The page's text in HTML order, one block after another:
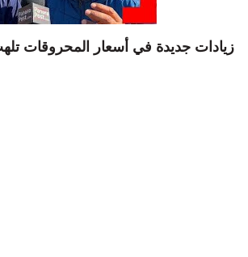
زيادات جديدة في أسعار المحروقات